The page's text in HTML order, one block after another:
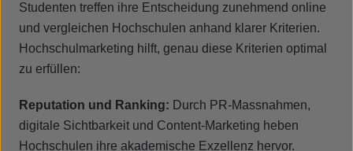
Studenten treffen ihre Entscheidung zunehmend online
und vergleichen Hochschulen anhand klarer Kriterien.
Hochschulmarketing hilft, genau diese Kriterien optimal
zu erfüllen:
Reputation und Ranking: Durch PR-Massnahmen,
digitale Sichtbarkeit und Content-Marketing heben
Hochschulen ihre akademische Exzellenz hervor.